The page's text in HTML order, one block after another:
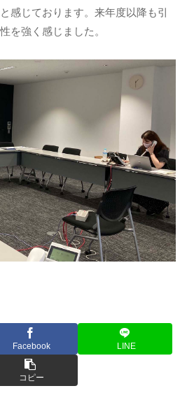
感じております。来年度以降も引
を強く感じました。
Facebook LINE
コピー